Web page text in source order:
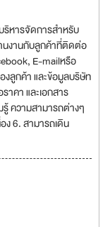
หารจัดการสำหรับ
นงานกับลูกค้าที่ติดต่อ
E-mailหรือ
ลูกค้า และข้อมูลบริษัท
าคา และเอกสาร
ความสามารถต่างๆ
ง 6. สามารถเดิน